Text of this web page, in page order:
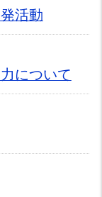
活動
について